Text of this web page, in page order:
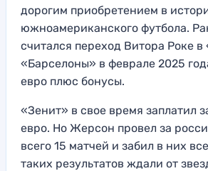
дорогим приобретением в
южноамериканского футбола.
считался переход Витора Роке
«Барселоны» в феврале 2025
евро плюс бонусы.
«Зенит» в свое время заплатил
евро. Но Жерсон провел за
всего 15 матчей и забил в них
таких результатов ждали от